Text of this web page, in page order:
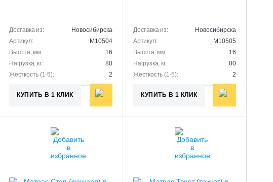
Доставка из:
Новосибирска
Артикул:
M10504
Высота, мм:
16
Нагрузка, кг:
80
Жесткость (1-5):
2
КУПИТЬ В 1 КЛИК
Доставка из:
Новосибирска
Артикул:
M10505
Высота, мм:
16
Нагрузка, кг:
80
Жесткость (1-5):
2
КУПИТЬ В 1 КЛИК